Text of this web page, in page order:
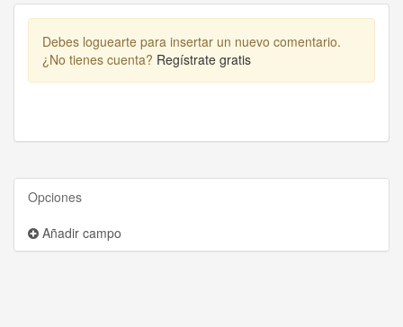
Debes loguearte para insertar un nuevo comentario.
¿No tienes cuenta? Regístrate gratis
Opciones
Añadir campo